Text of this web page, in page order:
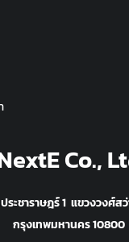
Co.,
ระชาราษฎร์ 1 แขวงวงศ์ส
กรุงเทพมหานคร 10800